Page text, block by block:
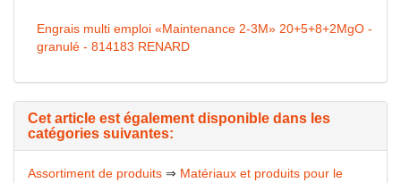
Engrais multi emploi «Maintenance 2-3M» 20+5+8+2MgO -
granulé - 814183 RENARD
Cet article est également disponible dans les
catégories suivantes:
Assortiment de produits ⇒ Matériaux et produits pour le